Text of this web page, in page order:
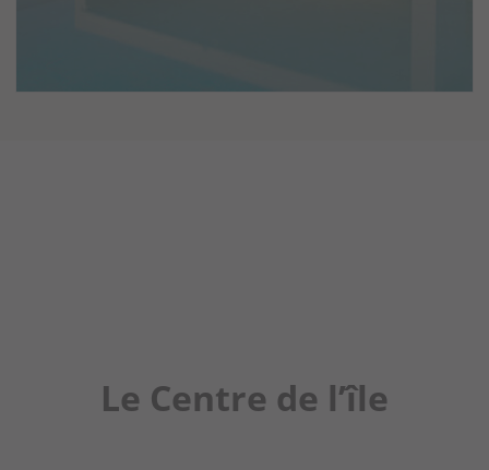
Le Centre de l’île